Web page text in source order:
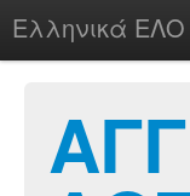
Ελληνικά ΕΛΟ